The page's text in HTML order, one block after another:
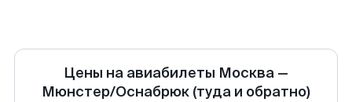
Цены на авиабилеты Москва —
Мюнстер/Оснабрюк (туда и обратно)